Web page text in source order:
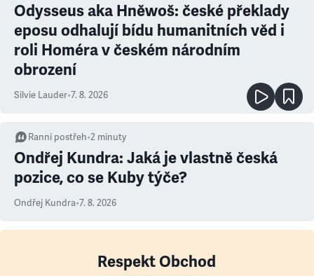
Odysseus aka Hněwoš: české překlady
eposu odhalují bídu humanitních věd i
roli Homéra v českém národním
obrození
Silvie Lauder•7. 8. 2026
Ranní postřeh•2 minuty
Ondřej Kundra: Jaká je vlastně česká
pozice, co se Kuby týče?
Ondřej Kundra•7. 8. 2026
Respekt Obchod